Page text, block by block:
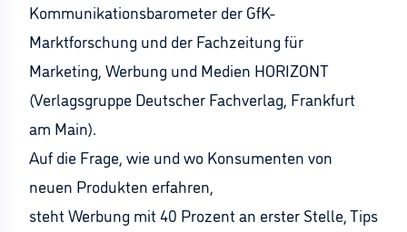
Kommunikationsbarometer der GfK-
Marktforschung und der Fachzeitung für
Marketing, Werbung und Medien HORIZONT
(Verlagsgruppe Deutscher Fachverlag, Frankfurt
am Main).
Auf die Frage, wie und wo Konsumenten von
neuen Produkten erfahren,
steht Werbung mit 40 Prozent an erster Stelle, Tips